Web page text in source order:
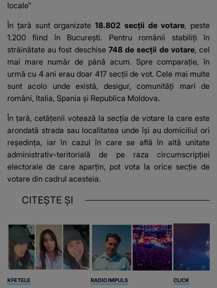
locale"
În ţară sunt organizate 18.802 secţii de votare, peste
1.200 fiind în Bucureşti. Pentru românii stabiliţi în
străinătate au fost deschise 748 de secţii de votare, cel
mai mare număr de până acum. Spre comparație, în
urmă cu 4 ani erau doar 417 secții de vot. Cele mai multe
sunt acolo unde există, desigur, comunităţi mari de
români, Italia, Spania şi Republica Moldova.
În ţară, cetăţenii votează la secţia de votare la care este
arondată strada sau localitatea unde îşi au domiciliul ori
reşedinţa, iar în cazul în care se află în altă unitate
administrativ-teritorială de pe raza circumscripţiei
electorale de care aparţin, pot vota la orice secţie de
votare din cadrul acesteia.
CITEȘTE ȘI
KFETELE RADIO IMPULS CLICK